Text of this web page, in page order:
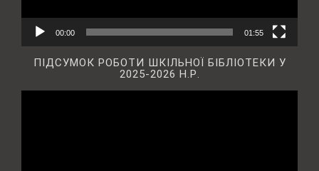
00:00 01:55
ПІДСУМОК РОБОТИ ШКІЛЬНОЇ БІБЛІОТЕКИ У
2025-2026 Н.Р.